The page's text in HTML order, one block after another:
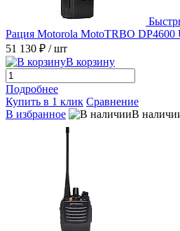
Рация Motorola MotoTRBO
51 130 ₽ / шт
В корзину
Подробнее
Купить в 1 клик Сравнение
В избранное
В